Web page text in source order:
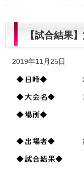
【試合結果
2019年11月25日